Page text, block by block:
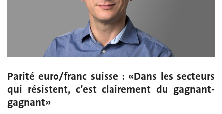
Parité euro/franc suisse : «Dans les secteurs
qui résistent, c’est clairement du gagnant-
gagnant»